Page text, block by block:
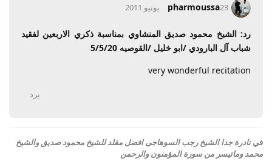
pharmoussa23 يونيو 2011
رد: الشيخ محمود صديق المنشاوي بمناسبة ذكري الاربعين لفقيد
شباب آل البارودي /ابو خليل /القوصيه 5/5/20
very wonderful recitation
يرد
فينادرة جدا الشيخ رجب السوهاجى افضل مقلد للشيخ محمود صديق والشيخ
محمد وماتيسر من سورة المؤمنون والرحمن